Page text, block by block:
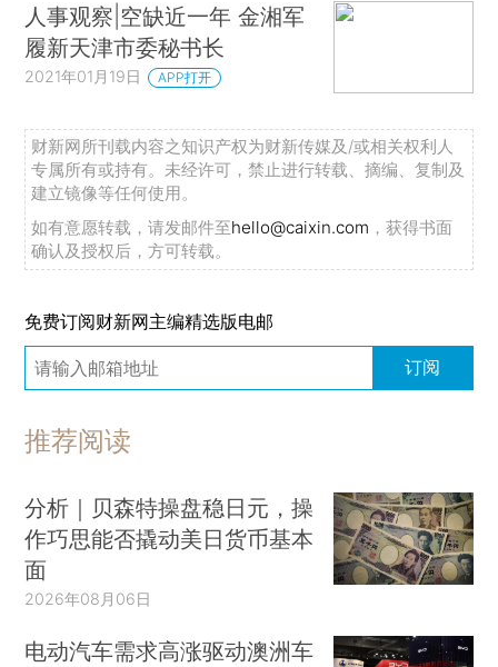
人事观察|空缺近一年 金湘军
履新天津市委秘书长
2021年01月19日 APP打开
财新网所刊载内容之知识产权为财新传媒及/或相关权利人
专属所有或持有。未经许可，禁止进行转载、摘编、复制及
建立镜像等任何使用。
如有意愿转载，请发邮件至hello@caixin.com ，获得书面
确认及授权后，方可转载。
免费订阅财新网主编精选版电邮
订阅
推荐阅读
分析｜贝森特操盘稳日元，操
作巧思能否撬动美日货币基本
面
2026年08月06日
电动汽车需求高涨驱动澳洲车